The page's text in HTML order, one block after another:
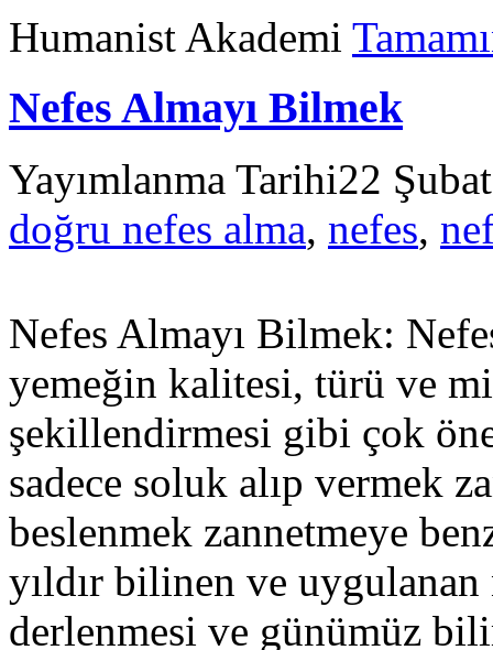
Humanist Akademi
Nefes Almayı Bilmek
Yayımlanma Tarihi22
doğru nefes alma, nefes,
Nefes Almayı Bilmek:
yemeğin kalitesi, türü ve
şekillendirmesi gibi çok
sadece soluk alıp vermek
beslenmek zannetmeye
yıldır bilinen ve
derlenmesi ve günümüz